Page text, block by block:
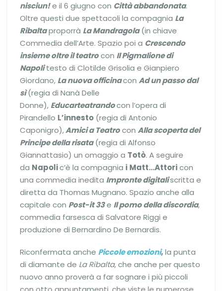
nisciun!e il 6 giugno con Città abbandonata.
Oltre questi due spettacoli la compagnia La
Ribaltaproporrà La Mandragola(in chiave
Commedia dell’Arte. Spazio poi a Crescendo
insieme oltre il teatrocon Il Pigmalione di
Napolitesto di Clotilde Grisolia e Gianpiero
Giordano, La nuova officinacon Ad un passo dal
sì(regia di Nanà Delle
Donne), Educarteatrandocon l’opera di
Pirandello L’innesto (regia di Antonio
Caponigro),Amici a Teatrocon Alla scoperta del
Principe della risata(regia di Alfonso
Giannattasio) un omaggio a Totò. A seguire
da Napolic’è la compagnia i Matt…Attoricon
una commedia inedita Impronte digitaliscritta e
diretta da Thomas Mugnano. Spazio anche alla
capitale con Post-it 33e Il pomo della discordia,
commedia farsesca di Salvatore Riggi e
produzione di Bernardino De Bernardis.
Riconfermata anche Piccole emozioni,la punta
di diamante de La Ribalta, che anche per questo
nuovo anno proverà a far sognare i più piccoli